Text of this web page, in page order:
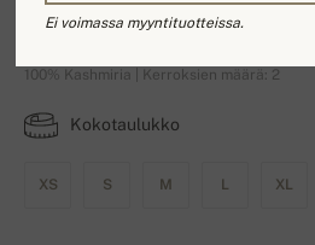
Tennessy-First
100% Kashmiria | Kerroksien määrä: 2
Kokotaulukko
XS S M L XL
Ei voimassa myyntituotteissa.